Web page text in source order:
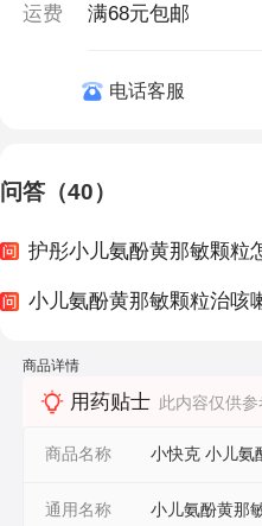
运费 满68元包邮
电话客服
问答（40）
护彤小儿氨酚黄那敏颗粒
小儿氨酚黄那敏颗粒治咳
商品详情
用药贴士 此内容仅供
商品名称 小快克 小儿氨
通用名称 小儿氨酚黄那